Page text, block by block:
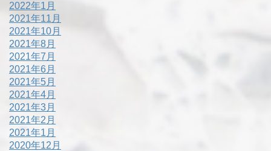
2022年1月
2021年11月
2021年10月
2021年8月
2021年7月
2021年6月
2021年5月
2021年4月
2021年3月
2021年2月
2021年1月
2020年12月